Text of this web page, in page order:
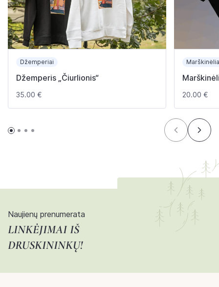
Džemperiai
Džemperis „Čiurlionis“
35.00 € 20.00 €
Naujienų prenumerata
LINKĖJIMAI IŠ
DRUSKININKŲ!